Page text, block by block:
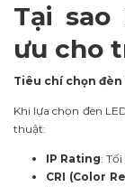
Tại sao
ưu cho
Tiêu chí chọn đèn
Khi lựa chọn đèn
thuật:
IP Rating:
CRI (Color